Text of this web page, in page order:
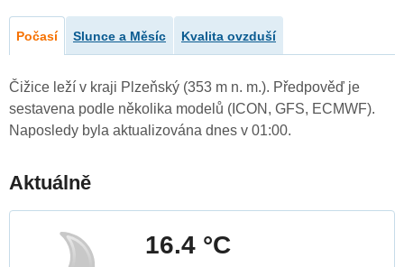
Počasí Slunce a Měsíc Kvalita ovzduší
Čižice leží v kraji Plzeňský (353 m n. m.). Předpověď je
sestavena podle několika modelů (ICON, GFS, ECMWF).
Naposledy byla aktualizována dnes v 01:00.
Aktuálně
16.4 °C